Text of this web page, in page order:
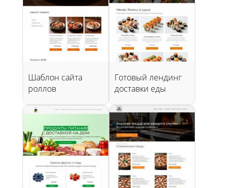
Шаблон сайта
роллов
Готовый лендинг
доставки еды